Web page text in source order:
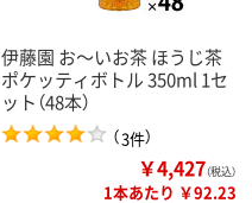
伊藤園 お～いお茶 ほうじ茶
ポケッティボトル 350ml 1セ
ット（48本）
（3件）
￥4,427（税込）
1本あたり ￥92.23